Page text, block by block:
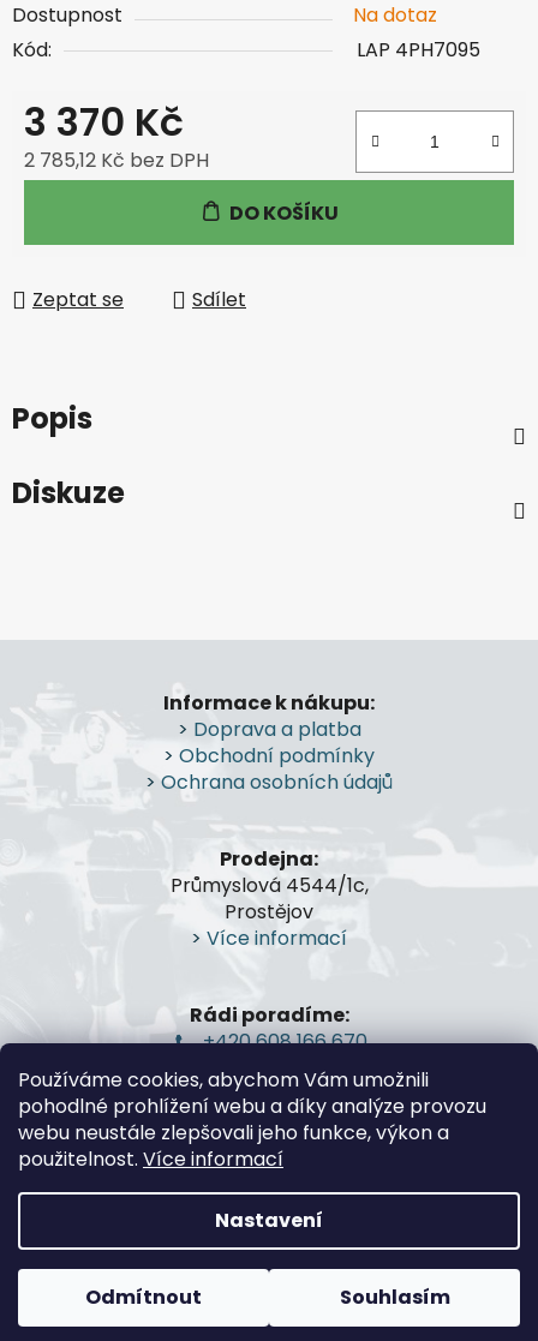
Používáme cookies, abychom Vám umožnili
pohodlné prohlížení webu a díky analýze provozu
webu neustále zlepšovali jeho funkce, výkon a
použitelnost. Více informací
Nastavení
Odmítnout Souhlasím
Dostupnost
Na dotaz
Kód:
LAP 4PH7095
3 370 Kč
2 785,12 Kč bez DPH
DO KOŠÍKU
Zeptat se Sdílet
Popis
Diskuze
p
a
Informace k nákupu:
> Doprava a platba
> Obchodní podmínky
> Ochrana osobních údajů
Prodejna:
Průmyslová 4544/1c,
Prostějov
> Více informací
Rádi poradíme:
+420 608 166 670
gsa@gsa-shop.cz
Vytvořil Shoptet
Copyright 2026
G.S.A.-Guns and Shooting
Accessories. Všechna práva vyhrazena.